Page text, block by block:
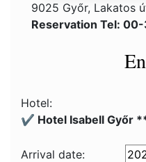
9025 Győr, Lakatos
Reservation Tel:
Hotel:
✔️ Hotel Isabell Győr
Arrival date: